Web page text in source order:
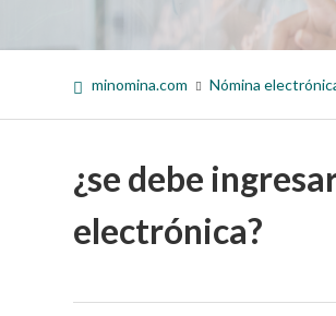
minomina.com Nómina
¿se debe
electrónica?